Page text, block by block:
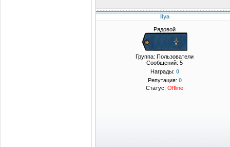
Ilya
Рядовой
Группа: Пользователи
Сообщений: 5
Награды: 0
Репутация: 0
Статус: Offline